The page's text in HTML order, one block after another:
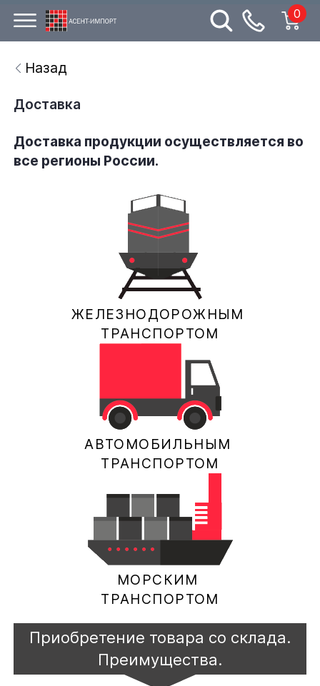
0
Назад
Доставка
Доставка продукции осуществляется во
все регионы России.
ЖЕЛЕЗНОДОРОЖНЫМ
ТРАНСПОРТОМ
АВТОМОБИЛЬНЫМ
ТРАНСПОРТОМ
МОРСКИМ
ТРАНСПОРТОМ
Приобретение товара со склада.
Преимущества.